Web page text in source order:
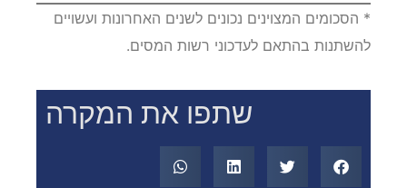
* הסכומים המצוינים נכונים לשנים האחרונות ועשויים
להשתנות בהתאם לעדכוני רשות המסים.
שתפו את המקרה